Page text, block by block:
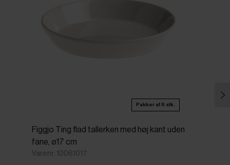
Pakker af 6 stk.
Figgjo Ting flad tallerken med høj kant uden
fane, ø17 cm
Varenr: 10061017